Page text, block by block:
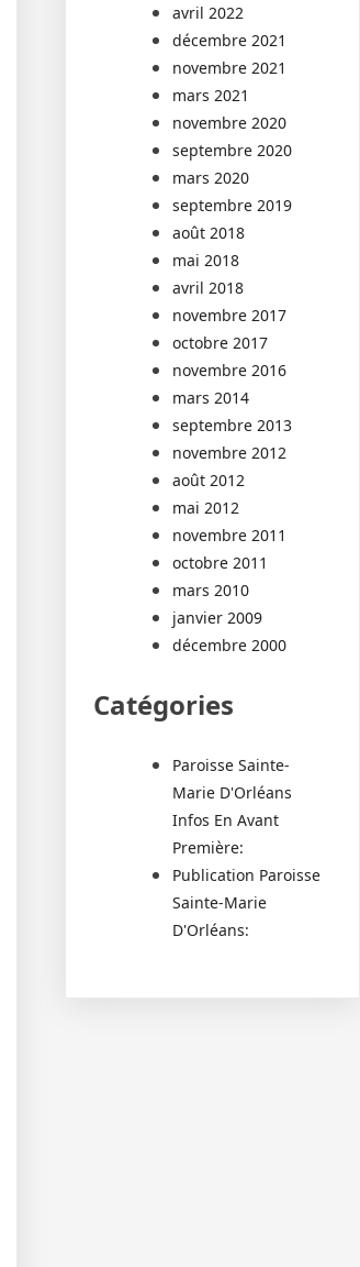
avril 2022
décembre 2021
novembre 2021
mars 2021
novembre 2020
septembre 2020
mars 2020
septembre 2019
août 2018
mai 2018
avril 2018
novembre 2017
octobre 2017
novembre 2016
mars 2014
septembre 2013
novembre 2012
août 2012
mai 2012
novembre 2011
octobre 2011
mars 2010
janvier 2009
décembre 2000
Catégories
Paroisse Sainte-
Marie D'Orléans
Infos En Avant
Première:
Publication Paroisse
Sainte-Marie
D'Orléans: